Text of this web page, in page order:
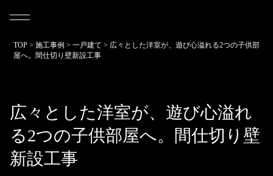
TOP > 施工事例 > 一戸建て > 広々とした洋室が、遊び心溢れる2つの子供部
屋へ。間仕切り壁新設工事
広々とした洋室が、遊び心溢れ
る2つの子供部屋へ。間仕切り壁
新設工事